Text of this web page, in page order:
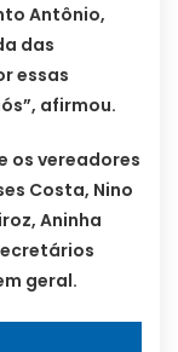
Antônio,
das
essas
afirmou.
os vereadores
Costa, Nino
Aninha
geral.